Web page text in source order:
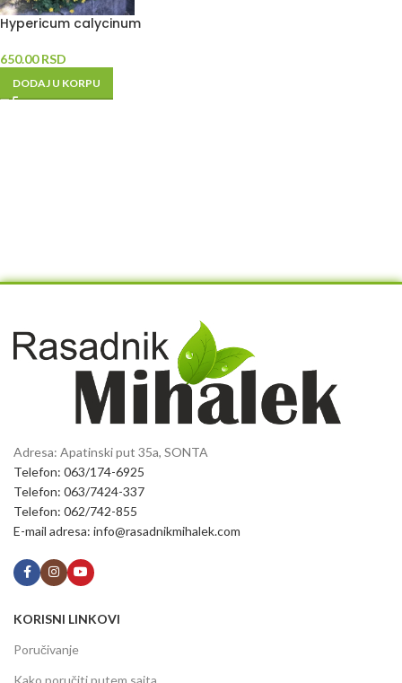
Hypericum calycinum
650.00RSD
DODAJ U KORPU
Adresa: Apatinski put 35a, SONTA
Telefon: 063/174-6925
Telefon: 063/7424-337
Telefon: 062/742-855
E-mail adresa: info@rasadnikmihalek.com
KORISNI LINKOVI
Poručivanje
Kako poručiti putem sajta